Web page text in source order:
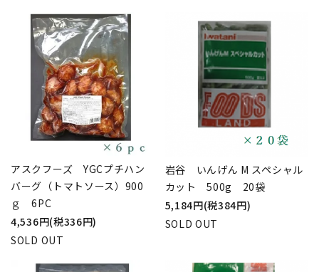
アスクフーズ YGCプチハン
バーグ（トマトソース）900
ｇ 6PC
4,536円(税336円)
SOLD OUT
岩谷 いんげん M スペシャル
カット 500g 20袋
5,184円(税384円)
SOLD OUT